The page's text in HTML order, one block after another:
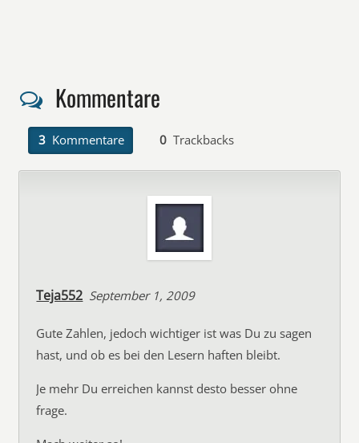
Kommentare
3 Kommentare 0 Trackbacks
Teja552 September 1, 2009
Gute Zahlen, jedoch wichtiger ist was Du zu sagen
hast, und ob es bei den Lesern haften bleibt.
Je mehr Du erreichen kannst desto besser ohne
frage.